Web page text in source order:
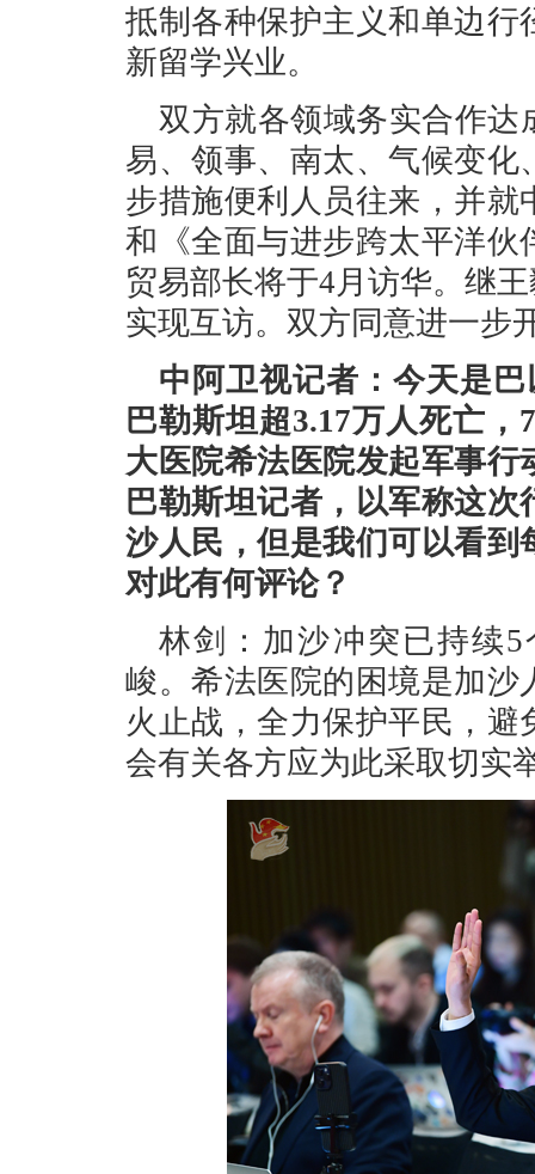
抵制各种保护主义和单边
新留学兴业。
双方就各领域务实合作达
易、领事、南太、气候变
步措施便利人员往来，并
和《全面与进步跨太平洋
贸易部长将于4月访华。继
实现互访。双方同意进一步
中阿卫视记者：今天是
巴勒斯坦超3.17万人死亡
大医院希法医院发起军事
巴勒斯坦记者，以军称这
沙人民，但是我们可以看
对此有何评论？
林剑：加沙冲突已持续
峻。希法医院的困境是加
火止战，全力保护平民，
会有关各方应为此采取切实